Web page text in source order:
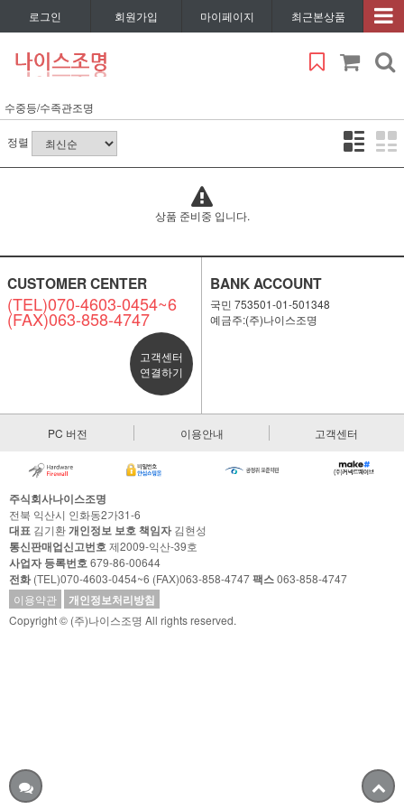
로그인 회원가입 마이페이지 최근본상품
수중등/수족관조명
정렬
상품 준비중 입니다.
CUSTOMER CENTER
(TEL)070-4603-0454~6
(FAX)063-858-4747
고객센터
연결하기
BANK ACCOUNT
국민 753501-01-501348
예금주:(주)나이스조명
PC 버전 이용안내 고객센터
주식회사나이스조명
전북 익산시 인화동2가31-6
대표 김기환개인정보 보호 책임자김현성
통신판매업신고번호제2009-익산-39호
사업자 등록번호679-86-00644
전화(TEL)070-4603-0454~6 (FAX)063-858-4747팩스063-858-4747
이용약관
개인정보처리방침
Copyright © (주)나이스조명 All rights reserved.